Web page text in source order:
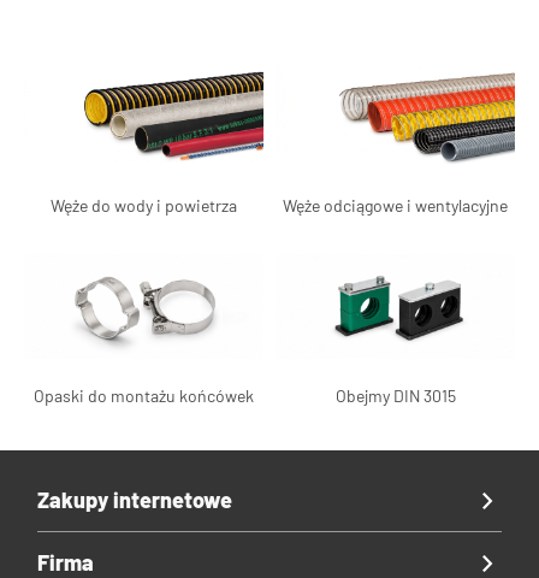
Węże do wody i powietrza Węże odciągowe i wentylacyjne
Opaski do montażu końcówek Obejmy DIN 3015
Zakupy internetowe
Firma